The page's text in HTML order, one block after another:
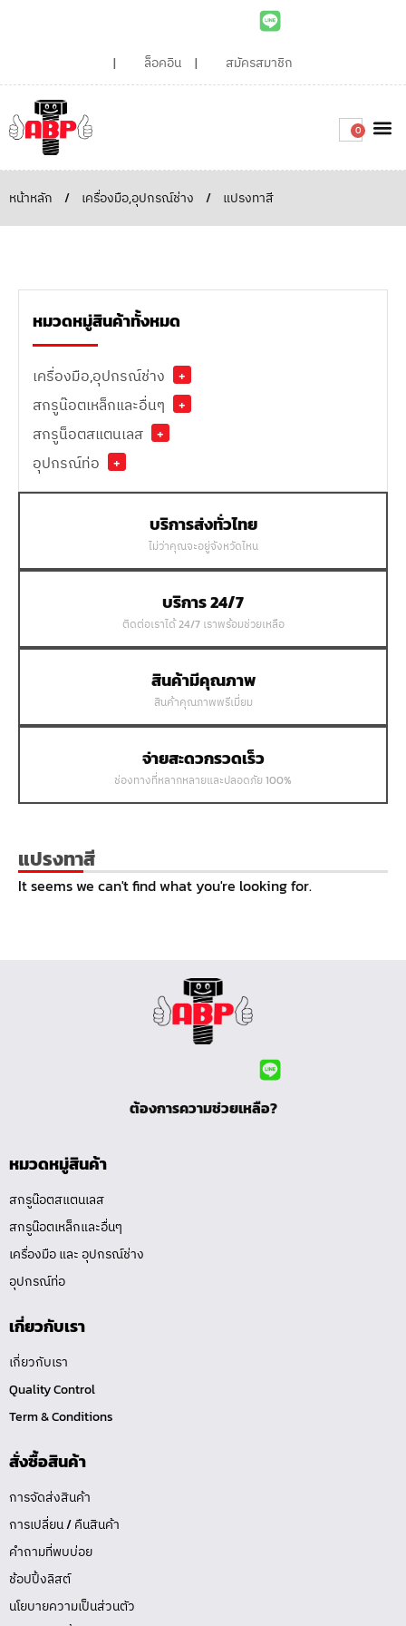
ล็อคอิน สมัครสมาชิก
0
หน้าหลัก / เครื่องมือ,อุปกรณ์ช่าง / แปรงทาสี
หมวดหมู่สินค้าทั้งหมด
เครื่องมือ,อุปกรณ์ช่าง
+
สกรูน๊อตเหล็กและอื่นๆ
+
สกรูน็อตสแตนเลส
+
อุปกรณ์ท่อ
+
บริการส่งทั่วไทย
ไม่ว่าคุณจะอยู่จังหวัดไหน
บริการ 24/7
ติดต่อเราได้ 24/7 เราพร้อมช่วยเหลือ
สินค้ามีคุณภาพ
สินค้าคุณภาพพรีเมี่ยม
จ่ายสะดวกรวดเร็ว
ช่องทางที่หลากหลายและปลอดภัย 100%
แปรงทาสี
It seems we can't find what you're looking for.
ต้องการความช่วยเหลือ?
หมวดหมู่สินค้า
สกรูน๊อตสแตนเลส
สกรูน๊อตเหล็กและอื่นๆ
เครื่องมือ และ อุปกรณ์ช่าง
อุปกรณ์ท่อ
เกี่ยวกับเรา
เกี่ยวกับเรา
Quality Control
Term & Conditions
สั่งซื้อสินค้า
การจัดส่งสินค้า
การเปลี่ยน / คืนสินค้า
คำถามที่พบบ่อย
ช้อปปิ้งลิสต์
นโยบายความเป็นส่วนตัว